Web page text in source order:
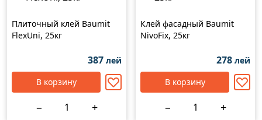
Плиточный клей Baumit
FlexUni, 25кг
387 лей
В корзину
− +
Клей фасадный Baumit
NivoFix, 25кг
278 лей
В корзину
− +